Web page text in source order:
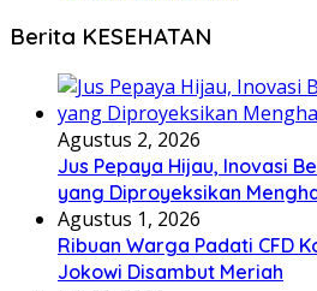
Berita KESEHATAN
Agustus 2, 2026
Jus Pepaya Hijau, Inovasi
yang Diproyeksikan
Agustus 1, 2026
Ribuan Warga Padati CFD
Jokowi Disambut Meriah